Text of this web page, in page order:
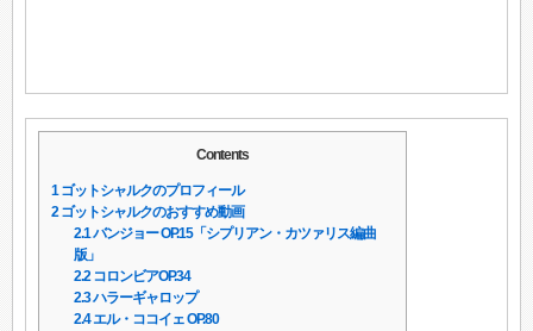
Contents
1ゴットシャルクのプロフィール
2ゴットシャルクのおすすめ動画
2.1バンジョー OP.15「シプリアン・カツァリス編曲
版」
2.2コロンビアOP.34
2.3ハラーギャロップ
2.4エル・ココイェ OP.80